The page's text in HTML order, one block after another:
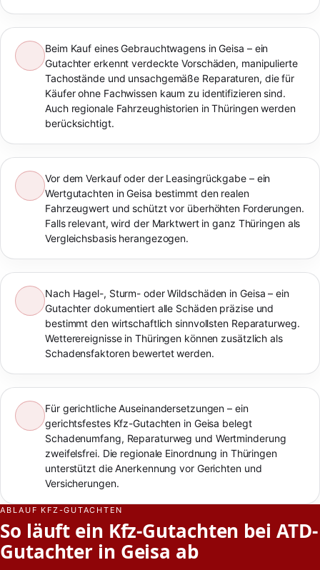
Beim Kauf eines Gebrauchtwagens in Geisa – ein
Gutachter erkennt verdeckte Vorschäden, manipulierte
Tachostände und unsachgemäße Reparaturen, die für
Käufer ohne Fachwissen kaum zu identifizieren sind.
Auch regionale Fahrzeughistorien in Thüringen werden
berücksichtigt.
Vor dem Verkauf oder der Leasingrückgabe – ein
Wertgutachten in Geisa bestimmt den realen
Fahrzeugwert und schützt vor überhöhten Forderungen.
Falls relevant, wird der Marktwert in ganz Thüringen als
Vergleichsbasis herangezogen.
Nach Hagel-, Sturm- oder Wildschäden in Geisa – ein
Gutachter dokumentiert alle Schäden präzise und
bestimmt den wirtschaftlich sinnvollsten Reparaturweg.
Wetterereignisse in Thüringen können zusätzlich als
Schadensfaktoren bewertet werden.
Für gerichtliche Auseinandersetzungen – ein
gerichtsfestes Kfz-Gutachten in Geisa belegt
Schadenumfang, Reparaturweg und Wertminderung
zweifelsfrei. Die regionale Einordnung in Thüringen
unterstützt die Anerkennung vor Gerichten und
Versicherungen.
ABLAUF KFZ-GUTACHTEN
So läuft ein Kfz-Gutachten bei ATD-
Gutachter in Geisa ab